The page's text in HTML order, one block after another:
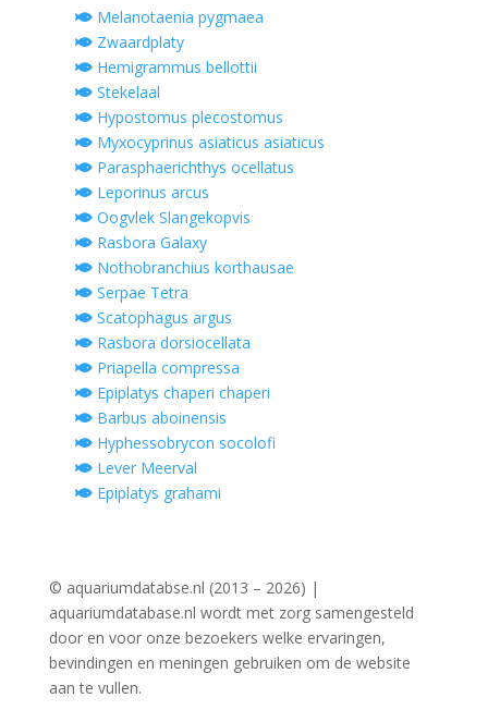
Melanotaenia pygmaea
Zwaardplaty
Hemigrammus bellottii
Stekelaal
Hypostomus plecostomus
Myxocyprinus asiaticus asiaticus
Parasphaerichthys ocellatus
Leporinus arcus
Oogvlek Slangekopvis
Rasbora Galaxy
Nothobranchius korthausae
Serpae Tetra
Scatophagus argus
Rasbora dorsiocellata
Priapella compressa
Epiplatys chaperi chaperi
Barbus aboinensis
Hyphessobrycon socolofi
Lever Meerval
Epiplatys grahami
© aquariumdatabse.nl (2013 – 2026) |
aquariumdatabase.nl wordt met zorg samengesteld
door en voor onze bezoekers welke ervaringen,
bevindingen en meningen gebruiken om de website
aan te vullen.